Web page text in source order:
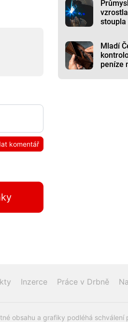
komentář
stoupla
Mladí
peníze
Inzerce Práce v Drbně
obsahu a grafiky podléhá schválení